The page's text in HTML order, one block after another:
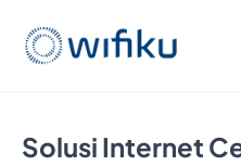
Solusi Internet